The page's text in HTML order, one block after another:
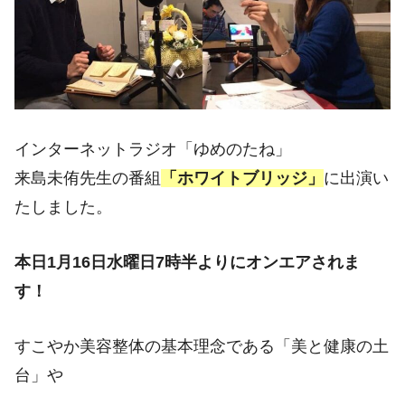
インターネットラジオ「ゆめのたね」
来島未侑先生の番組
「ホワイトブリッジ」 に出演い
たしました。
本日1月16日水曜日7時半よりにオンエアされま
す！
すこやか美容整体の基本理念である「美と健康の土
台」や